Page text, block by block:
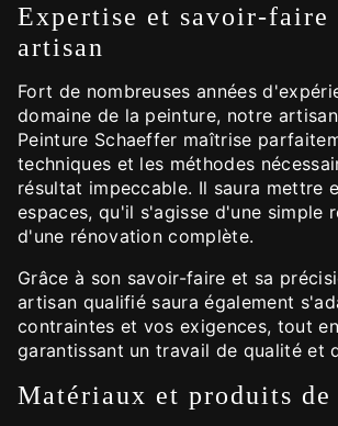
Expertise et savoir-faire
artisan
Fort de nombreuses années
domaine de la peinture, notre
Peinture Schaeffer maîtrise
techniques et les méthodes
résultat impeccable. Il saura mettre
espaces, qu'il s'agisse d'une simple
d'une rénovation complète.
Grâce à son savoir-faire et sa
artisan qualifié saura également
contraintes et vos exigences, tout
garantissant un travail de qualité et
Matériaux et produits